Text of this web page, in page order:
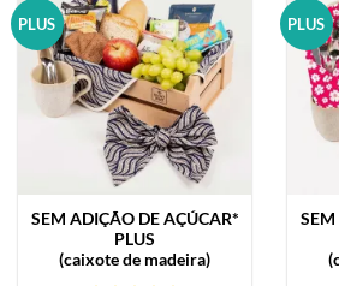
PLUS
SEM ADIÇÃO DE AÇÚCAR*
PLUS
(caixote de madeira)
PLUS
SEM